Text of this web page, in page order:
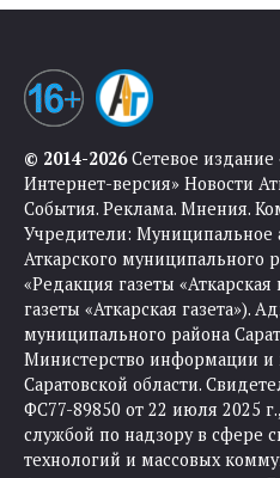
© 2014-2026Сетевое издание
Интернет-версия» Новости
События. Реклама. Мнения.
Учредители: Муниципальное
Аткарского муниципального
«Редакция газеты
газеты «Аткарская газета»).
муниципального района
Министерство информации и
Саратовской области.
ФС77-89850 от 22 июля 2025
службой по надзору в сфере
технологий и массовых